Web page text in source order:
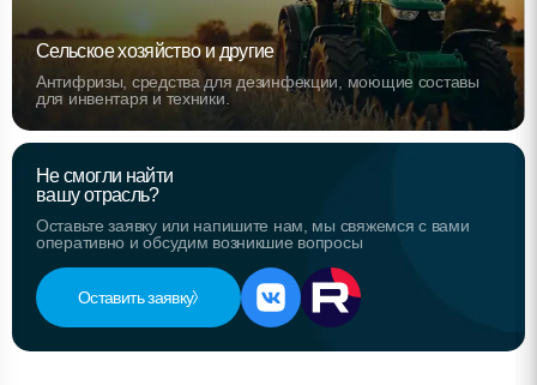
Сельское хозяйство и другие
Антифризы, средства для дезинфекции, моющие составы
для инвентаря и техники.
Не смогли найти
вашу отрасль?
Оставьте заявку или напишите нам, мы свяжемся с вами
оперативно и обсудим возникшие вопросы
Оставить заявку